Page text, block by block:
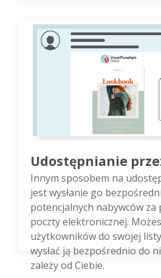
Udostępnianie
Innym sposobem na
jest wysłanie go
potencjalnych nabywców za
poczty elektronicznej.
użytkowników do swojej
wysłać ją bezpośrednio do
zależy od Ciebie.